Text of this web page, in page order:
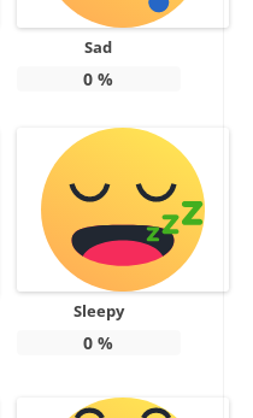
Sad
0 %
Sleepy
0 %